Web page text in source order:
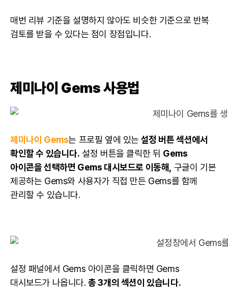
매번 리뷰 기준을 설명하지 않아도 비슷한 기준으로 반복
검토를 받을 수 있다는 점이 장점입니다.
제미나이 Gems 사용법
제미나이 Gems는 프로필 옆에 있는 설정 버튼 섹션에서
확인할 수 있습니다. 설정 버튼을 클릭한 뒤 Gems
아이콘을 선택하면 Gems 대시보드로 이동해,
구글이 기본
제공하는 Gems와 사용자가 직접 만든 Gems를 함께
관리할 수 있습니다.
설정 패널에서 Gems 아이콘을 클릭하면 Gems
대시보드가 나옵니다.총 3개의 섹션이 있습니다.